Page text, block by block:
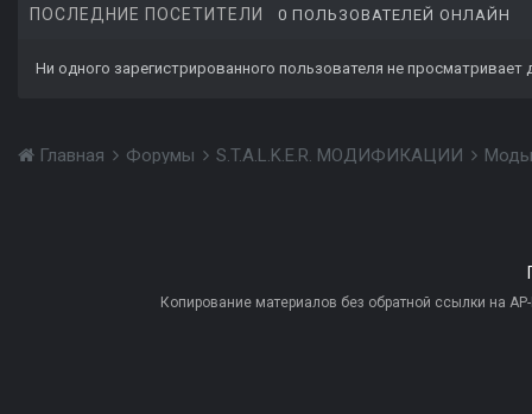
ПОСЛЕДНИЕ ПОСЕТИТЕЛИ 0 ПОЛЬЗОВАТЕЛЕЙ ОНЛАЙН
Ни одного зарегистрированного пользователя не просматривает
Главная Форумы S.T.A.L.K.E.R. МОДИФИКАЦИИ Моды
Копирование материалов без обратной ссылки на